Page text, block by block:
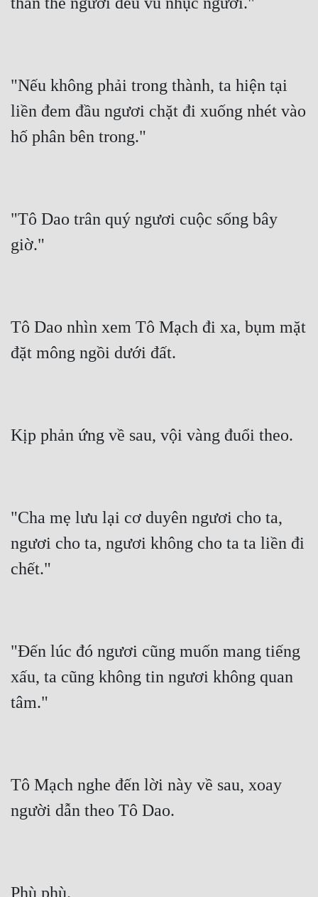
Tính Cách Nhân Vật :
"Nếu không phải trong thành, ta hiện tại
liền đem đầu ngươi chặt đi xuống nhét vào
hố phân bên trong."
"Tô Dao trân quý ngươi cuộc sống bây
giờ."
Tô Dao nhìn xem Tô Mạch đi xa, bụm mặt
đặt mông ngồi dưới đất.
Kịp phản ứng về sau, vội vàng đuổi theo.
"Cha mẹ lưu lại cơ duyên ngươi cho ta,
ngươi cho ta, ngươi không cho ta ta liền đi
chết."
"Đến lúc đó ngươi cũng muốn mang tiếng
xấu, ta cũng không tin ngươi không quan
tâm."
Tô Mạch nghe đến lời này về sau, xoay
người dẫn theo Tô Dao.
Phù phù.